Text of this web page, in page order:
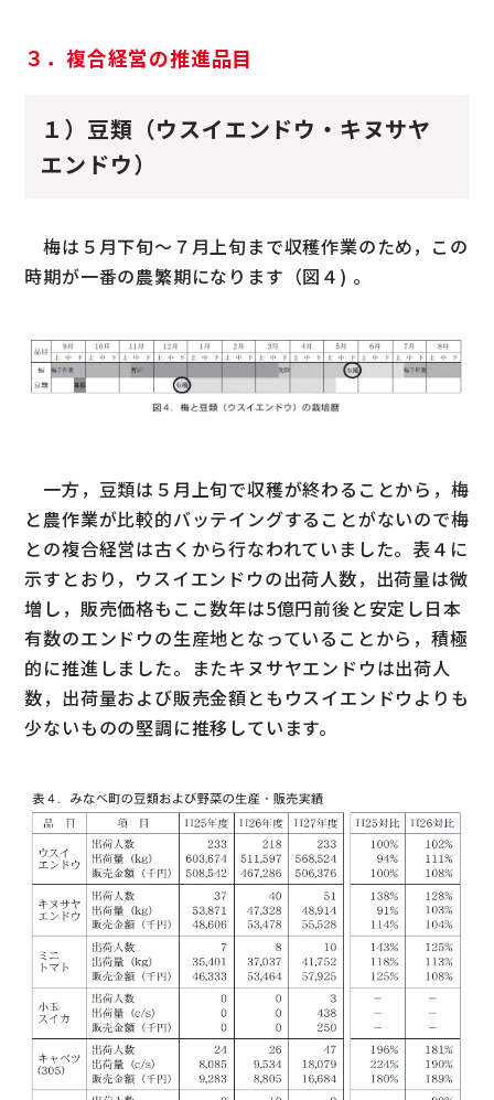
３．複合経営の推進品目
１）豆類（ウスイエンドウ・キヌサヤ
エンドウ）
梅は５月下旬〜７月上旬まで収穫作業のため，この
時期が一番の農繁期になります（図４) 。
一方，豆類は５月上旬で収穫が終わることから，梅
と農作業が比較的バッテイングすることがないので梅
との複合経営は古くから行なわれていました。表４に
示すとおり，ウスイエンドウの出荷人数，出荷量は微
増し，販売価格もここ数年は5億円前後と安定し日本
有数のエンドウの生産地となっていることから，積極
的に推進しました。またキヌサヤエンドウは出荷人
数，出荷量および販売金額ともウスイエンドウよりも
少ないものの堅調に推移しています。